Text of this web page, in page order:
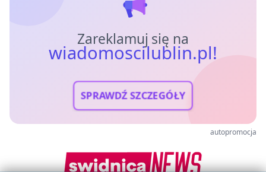
Zareklamuj się na
wiadomoscilublin.pl!
SPRAWDŹ SZCZEGÓŁY
autopromocja